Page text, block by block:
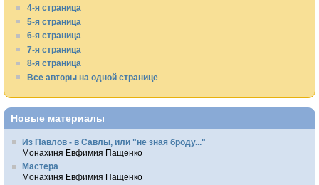
4-я страница
5-я страница
6-я страница
7-я страница
8-я страница
Все авторы на одной странице
Новые материалы
Из Павлов - в Савлы, или "не зная броду..."
Монахиня Евфимия Пащенко
Мастера
Монахиня Евфимия Пащенко